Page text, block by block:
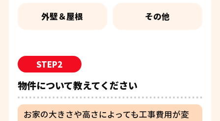
外壁＆屋根 その他
STEP2
物件について教えてください
お家の大きさや高さによっても工事費用が変